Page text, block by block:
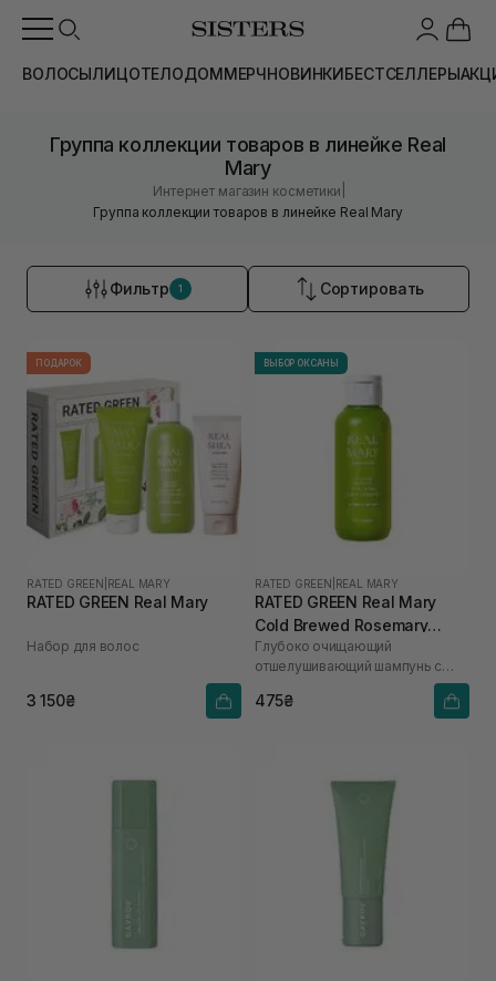
ВОЛОСЫЛИЦОТЕЛОДОММЕРЧНОВИНКИБЕСТСЕЛЛЕРЫ
Группа коллекции товаров в линейке Real
Mary
Интернет магазин косметики
Группа коллекции товаров в линейке Real Mary
Фильтр 1 Сортировать
ПОДАРОК
RATED GREEN REAL MARY
RATED GREEN Real Mary
Набор для волос
3 150₴
ВЫБОР ОКСАНЫ
RATED GREEN REAL MARY
RATED GREEN Real Mary
Cold Brewed Rosemary
Exfoliating Scalp Shampoo
100 мл
Глубоко очищающий
отшелушивающий шампунь с
475₴